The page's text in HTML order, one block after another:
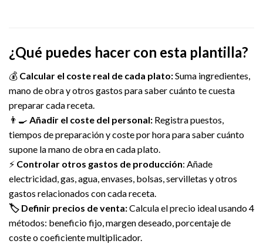
¿Qué puedes hacer con esta plantilla?
💰 Calcular el coste real de cada plato:Suma ingredientes,
mano de obra y otros gastos para saber cuánto te cuesta
preparar cada receta.
👨‍🍳 Añadir el coste del personal: Registra puestos,
tiempos de preparación y coste por hora para saber cuánto
supone la mano de obra en cada plato.
⚡ Controlar otros gastos de producción: Añade
electricidad, gas, agua, envases, bolsas, servilletas y otros
gastos relacionados con cada receta.
🏷️ Definir precios de venta:Calcula el precio ideal usando 4
métodos: beneficio fijo, margen deseado, porcentaje de
coste o coeficiente multiplicador.